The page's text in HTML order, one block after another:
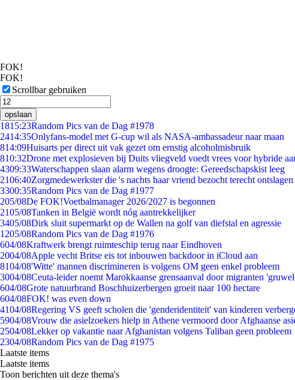
FOK!
FOK!
Scrollbar gebruiken
opslaan
1815:23Random Pics van de Dag #1978
2414:35Onlyfans-model met G-cup wil als NASA-ambassadeur naar maan
814:09Huisarts per direct uit vak gezet om ernstig alcoholmisbruik
810:32Drone met explosieven bij Duits vliegveld voedt vrees voor hybride
4309:33Waterschappen slaan alarm wegens droogte: Gereedschapskist leeg
2106:40Zorgmedewerkster die 's nachts haar vriend bezocht terecht ontslagen
3300:35Random Pics van de Dag #1977
205/08De FOK!Voetbalmanager 2026/2027 is begonnen
2105/08Tanken in België wordt nóg aantrekkelijker
3405/08Dirk sluit supermarkt op de Wallen na golf van diefstal en agressie
1205/08Random Pics van de Dag #1976
604/08Kraftwerk brengt ruimteschip terug naar Eindhoven
2004/08Apple vecht Britse eis tot inbouwen backdoor in iCloud aan
8104/08'Witte' mannen discrimineren is volgens OM geen enkel probleem
3004/08Ceuta-leider noemt Marokkaanse grensaanval door migranten
604/08Grote natuurbrand Boschhuizerbergen groeit naar 100 hectare
604/08FOK! was even down
4104/08Regering VS geeft scholen die 'genderidentiteit' van kinderen
5904/08Vrouw die asielzoekers hielp in Athene vermoord door Afghaanse
2504/08Lekker op vakantie naar Afghanistan volgens Taliban geen probleem
2304/08Random Pics van de Dag #1975
Laatste items
Laatste items
Toon berichten uit deze thema's